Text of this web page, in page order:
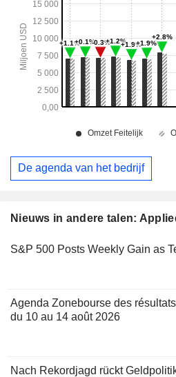
Nieuws in andere talen:
S&P 500 Posts Weekly Gain as
Agenda Zonebourse des
du 10 au 14 août 2026
Nach Rekordjagd rückt
De agenda van het bedrijf